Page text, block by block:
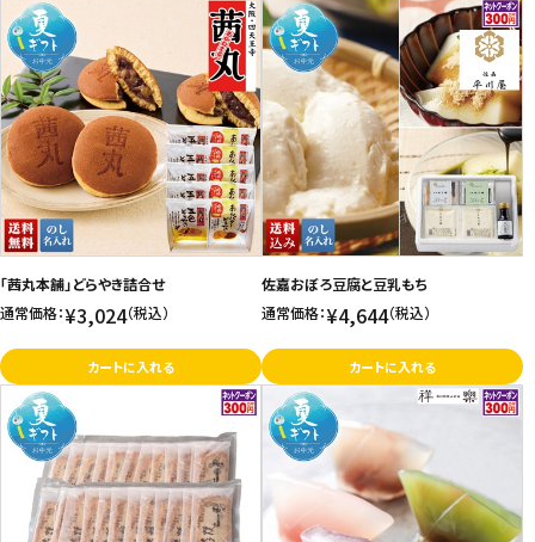
フードロス
ペット用品
SHOP GUIDE
ご利用ガイド
お問い合わせ
特定商取引法表示について
プライバシーポリシー
利用規約
会社概要
「茜丸本舗」どらやき詰合せ
通常価格：¥3,024（税込）
カートに入れる
佐嘉おぼろ豆腐と豆乳もち
通常価格：¥4,644（税込）
カートに入れる